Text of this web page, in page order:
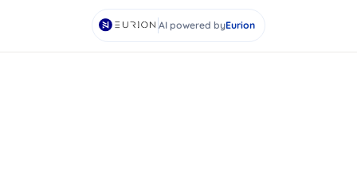
AI powered byEurion